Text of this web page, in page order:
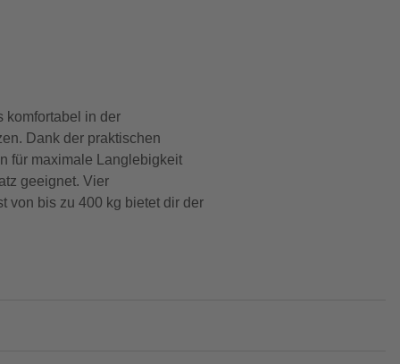
komfortabel in der
Dank der praktischen
für maximale Langlebigkeit
geeignet. Vier
von bis zu 400 kg bietet dir der